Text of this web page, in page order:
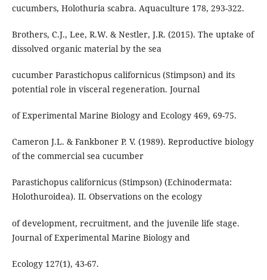
cucumbers, Holothuria scabra. Aquaculture 178, 293-322.
Brothers, C.J., Lee, R.W. & Nestler, J.R. (2015). The uptake of
dissolved organic material by the sea
cucumber Parastichopus californicus (Stimpson) and its
potential role in visceral regeneration. Journal
of Experimental Marine Biology and Ecology 469, 69-75.
Cameron J.L. & Fankboner P. V. (1989). Reproductive biology
of the commercial sea cucumber
Parastichopus californicus (Stimpson) (Echinodermata:
Holothuroidea). II. Observations on the ecology
of development, recruitment, and the juvenile life stage.
Journal of Experimental Marine Biology and
Ecology 127(1), 43-67.